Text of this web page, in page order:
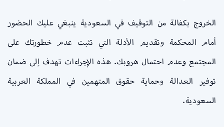
الخروج بكفالة من التوقيف في السعودية ينبغي عليك الحضور
أمام المحكمة وتقديم الأدلة التي تثبت عدم خطورتك على
المجتمع وعدم احتمال هروبك. هذه الإجراءات تهدف إلى ضمان
توفير العدالة وحماية حقوق المتهمين في المملكة العربية
السعودية.